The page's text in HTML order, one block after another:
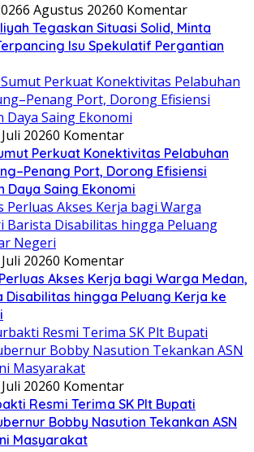
6 Agustus 20260 Komentar
Tegaskan Situasi Solid, Minta
Isu Spekulatif Pergantian
20260 Komentar
Perkuat Konektivitas Pelabuhan
Port, Dorong Efisiensi
Daya Saing Ekonomi
20260 Komentar
Akses Kerja bagi Warga Medan,
Disabilitas hingga Peluang Kerja ke
20260 Komentar
Resmi Terima SK Plt Bupati
Bobby Nasution Tekankan ASN
Masyarakat